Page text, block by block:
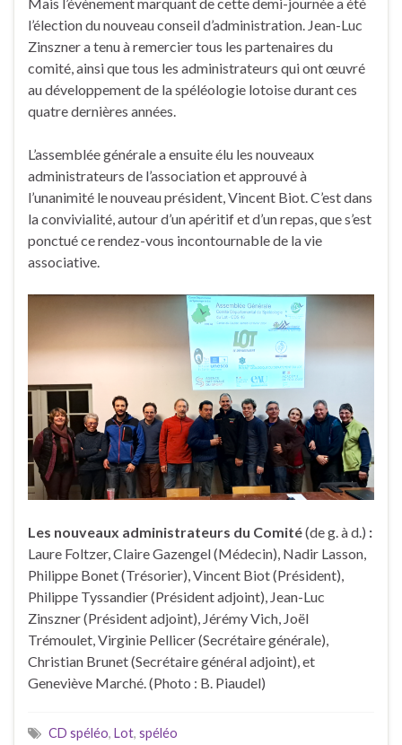
l’élection du nouveau conseil d’administration. Jean-Luc
Zinszner a tenu à remercier tous les partenaires du
comité, ainsi que tous les administrateurs qui ont œuvré
au développement de la spéléologie lotoise durant ces
quatre dernières années.
L’assemblée générale a ensuite élu les nouveaux
administrateurs de l’association et approuvé à
l’unanimité le nouveau président, Vincent Biot. C’est dans
la convivialité, autour d’un apéritif et d’un repas, que s’est
ponctué ce rendez-vous incontournable de la vie
associative.
Les nouveaux administrateurs du Comité(de g. à d.) :
Laure Foltzer, Claire Gazengel (Médecin), Nadir Lasson,
Philippe Bonet (Trésorier), Vincent Biot (Président),
Philippe Tyssandier (Président adjoint), Jean-Luc
Zinszner (Président adjoint), Jérémy Vich, Joël
Trémoulet, Virginie Pellicer (Secrétaire générale),
Christian Brunet (Secrétaire général adjoint), et
Geneviève Marché. (Photo : B. Piaudel)
CD spéléo, Lot, spéléo